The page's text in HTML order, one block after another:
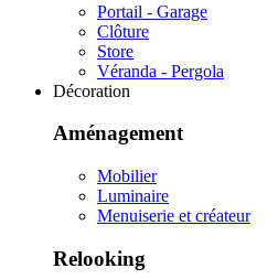
Portail - Garage
Clôture
Store
Véranda - Pergola
Décoration
Aménagement
Mobilier
Luminaire
Menuiserie et créateur
Relooking